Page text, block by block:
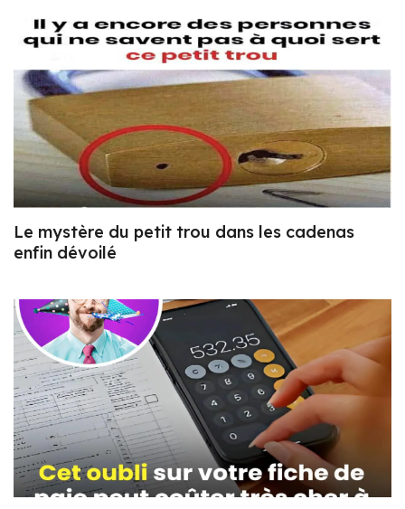
Le mystère du petit trou dans les cadenas
enfin dévoilé